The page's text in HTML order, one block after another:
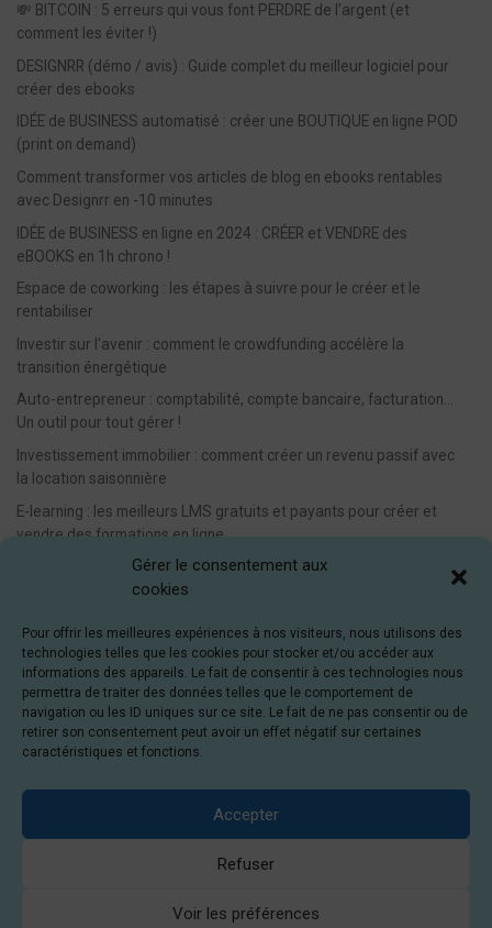
Gérer le consentement aux
cookies
Pour offrir les meilleures expériences à nos visiteurs, nous utilisons des
technologies telles que les cookies pour stocker et/ou accéder aux
informations des appareils. Le fait de consentir à ces technologies nous
permettra de traiter des données telles que le comportement de
navigation ou les ID uniques sur ce site. Le fait de ne pas consentir ou de
retirer son consentement peut avoir un effet négatif sur certaines
caractéristiques et fonctions.
Accepter
Refuser
Voir les préférences
💸 BITCOIN : 5 erreurs qui vous font PERDRE de l’argent (et
comment les éviter !)
DESIGNRR (démo / avis) : Guide complet du meilleur logiciel pour
créer des ebooks
IDÉE de BUSINESS automatisé : créer une BOUTIQUE en ligne POD
(print on demand)
Comment transformer vos articles de blog en ebooks rentables
avec Designrr en -10 minutes
IDÉE de BUSINESS en ligne en 2024 : CRÉER et VENDRE des
eBOOKS en 1h chrono !
Espace de coworking : les étapes à suivre pour le créer et le
rentabiliser
Investir sur l’avenir : comment le crowdfunding accélère la
transition énergétique
Auto-entrepreneur : comptabilité, compte bancaire, facturation…
Un outil pour tout gérer !
Investissement immobilier : comment créer un revenu passif avec
la location saisonnière
E-learning : les meilleurs LMS gratuits et payants pour créer et
vendre des formations en ligne
Idée de business en ligne automatisé : vendre des formations en
facilement [avec Teachizy]
Indy propose le 1er compte bancaire pro gratuit en ligne !
Les investisseurs français misent gros sur Bitbot en tant que
meilleure prévente de crypto-monnaie en 2024
entreprises avec le crowdlending
Investir en crowdfunding avec un petit budget (10€, 100€, 1000€)